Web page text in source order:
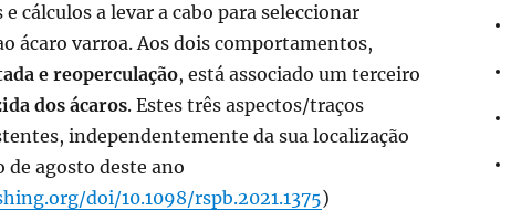
cálculos a levar a cabo para seleccionar
ácaro varroa. Aos dois comportamentos,
e reoperculação, está associado um terceiro
dos ácaros. Estes três aspectos/traços
independentemente da sua localização
agosto deste ano
doi/10.1098/rspb.2021.1375)